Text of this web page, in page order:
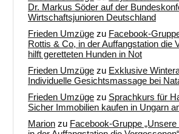
Dr. Markus Söder auf der
Wirtschaftsjunioren Deutschland
Frieden Umzüge zu Facebook-
Rottis & Co, in der Auffangstation die
hilft geretteten Hunden in Not
Frieden Umzüge zu Exklusive
Individuelle Gesichtsmassage bei
Frieden Umzüge zu Sprachkurs für
Sicher Immobilien kaufen in Ungarn
Marion zu Facebook-Gruppe